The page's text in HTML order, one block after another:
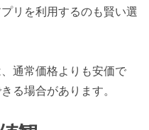
リを利用するのも賢い選
通常価格よりも安価で
る場合があります。